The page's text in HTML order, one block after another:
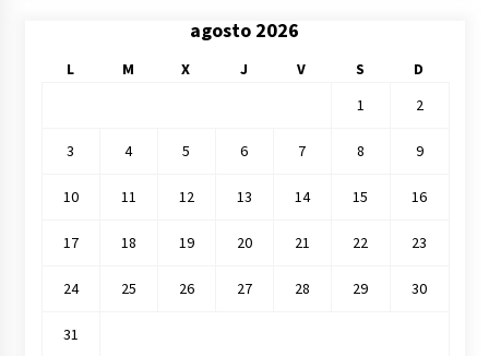
agosto 2026
L M X J V S
D
1
2
3 4 5 6 7 8 9
10 11 12 13 14 15 16
17 18 19 20 21 22 23
24 25 26 27 28 29 30
31